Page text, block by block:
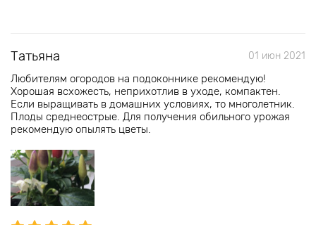
Татьяна 01 июн 2021
Любителям огородов на подоконнике рекомендую!
Хорошая всхожесть, неприхотлив в уходе, компактен.
Если выращивать в домашних условиях, то многолетник.
Плоды среднеострые. Для получения обильного урожая
рекомендую опылять цветы.